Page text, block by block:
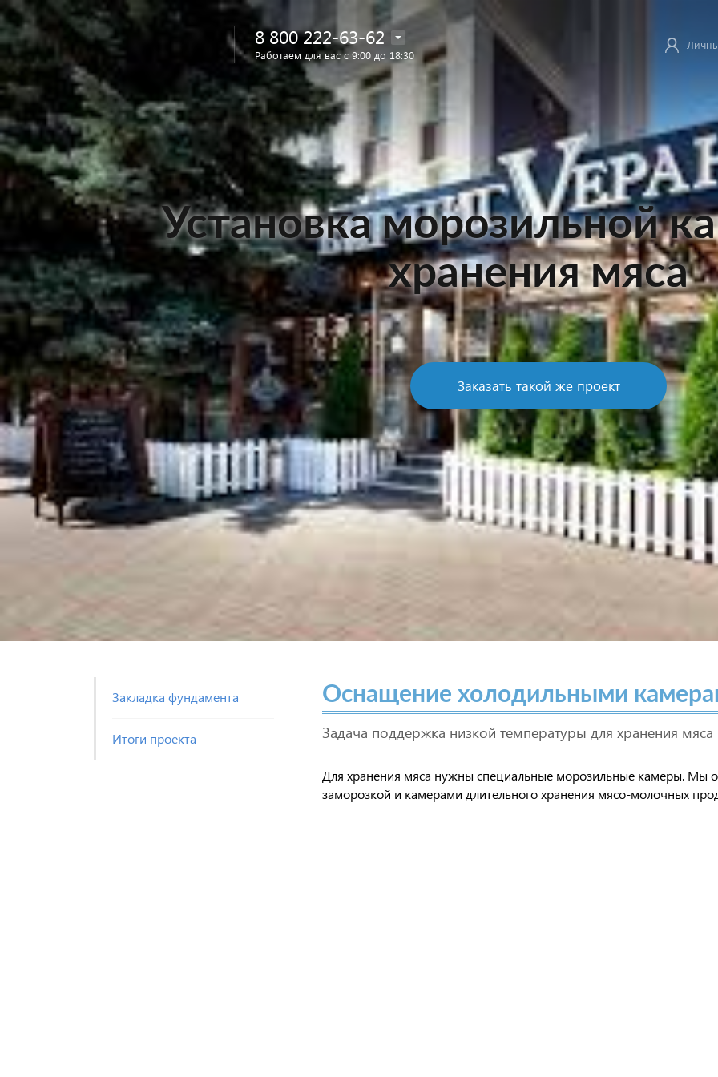
в каталоге
Найти
8 800 222-63-62
Работаем для вас с 9:00 до 18:30
Установка морозильной
хранения мяса
Заказать такой же проект
Закладка фундамента
Итоги проекта
Оснащение холодильными
Задача поддержка низкой температуры для хранения мяса
Для хранения мяса нужны специальные морозильные камеры. Мы
заморозкой и камерами длительного хранения мясо-молочных